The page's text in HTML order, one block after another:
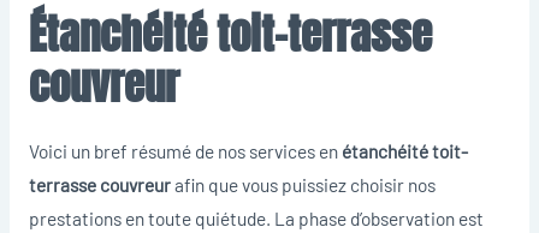
Étanchéité toit-terrasse
couvreur
Voici un bref résumé de nos services en étanchéité toit-
terrasse couvreurafin que vous puissiez choisir nos
prestations en toute quiétude. La phase d’observation est